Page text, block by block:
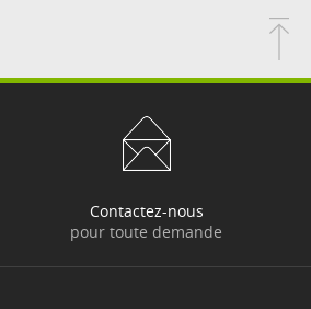
Contactez-nous
pour toute demande